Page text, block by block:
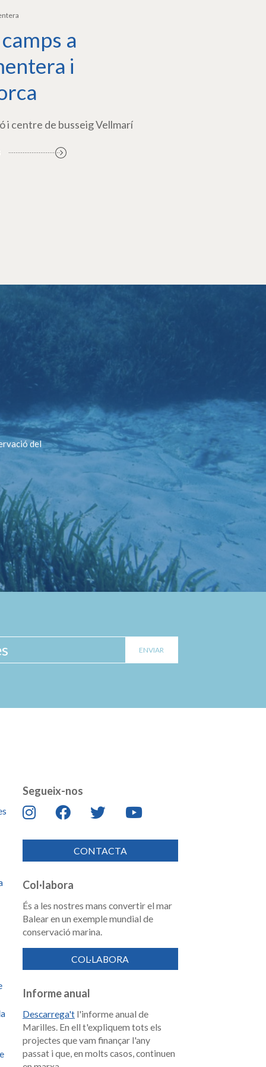
a
i
i centre de busseig Vellmarí
del
Segueix-nos
CONTACTA
Col·labora
És a les nostres mans convertir el mar
Balear en un exemple mundial de
conservació marina.
COL·LABORA
Informe anual
Descarrega't l'informe anual de
Marilles. En ell t'expliquem tots els
projectes que vam finançar l'any
passat i que, en molts casos, continuen